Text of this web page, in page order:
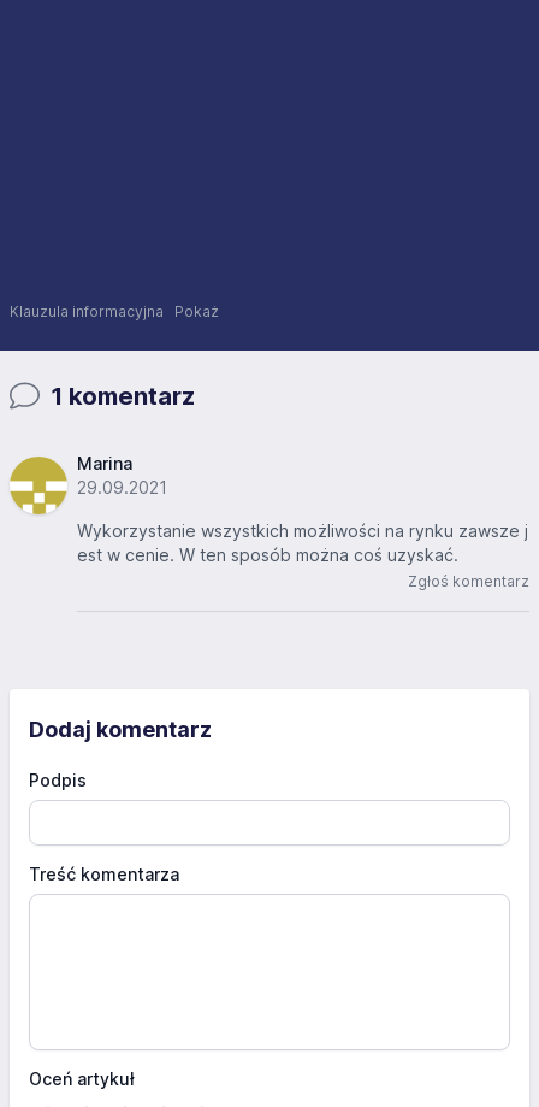
Klauzula informacyjna Pokaż
1 komentarz
Marina
29.09.2021
Wykorzystanie wszystkich możliwości na rynku zawsze j
est w cenie. W ten sposób można coś uzyskać.
Zgłoś komentarz
Dodaj komentarz
Podpis
Treść komentarza
Oceń artykuł